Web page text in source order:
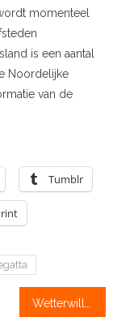
momenteel
is een aantal
Noordelijke
van de
Tumblr